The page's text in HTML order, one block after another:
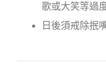
歌或大笑等過
日後須戒除抿